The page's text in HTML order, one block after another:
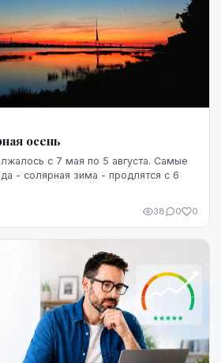
осень
с 7 мая по 5 августа. Самые
- солярная зима - продлятся с 6
38 0 0